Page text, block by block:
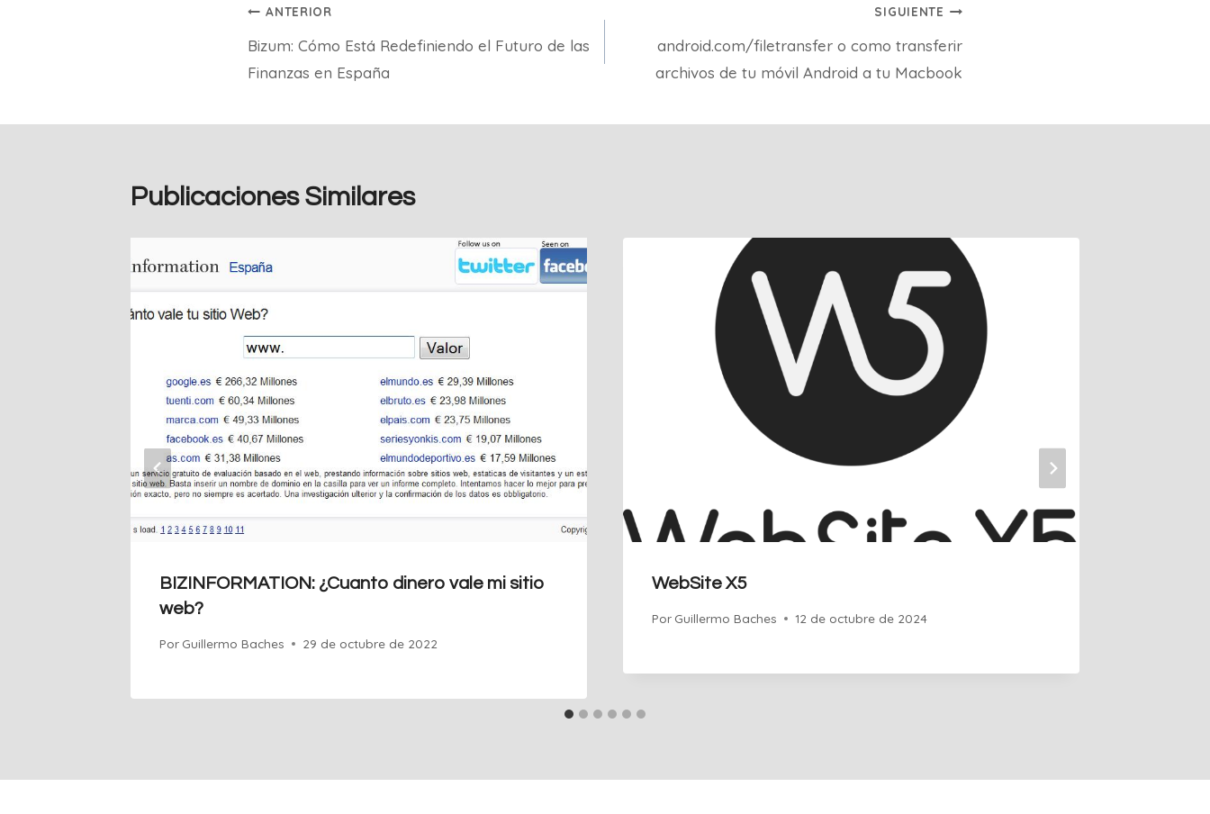
Navegación
de
entradas
ANTERIOR
Bizum: Cómo Está Redefiniendo el Futuro de las
Finanzas en España
SIGUIENTE
android.com/filetransfer o como transferir
archivos de tu móvil Android a tu Macbook
Publicaciones Similares
BIZINFORMATION: ¿Cuanto dinero vale mi sitio
web?
Por Guillermo Baches 29 de octubre de 2022
WebSite X5
Por Guillermo Baches 12 de octubre de 2024